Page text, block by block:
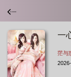
一
茫与